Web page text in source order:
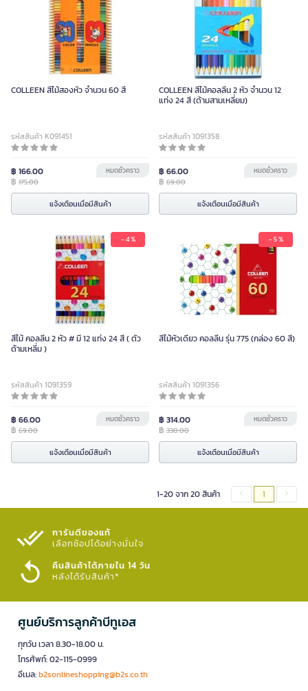
COLLEEN สีไม้สองหัว จำนวน 60 สี
รหัสสินค้า K091451
฿ 166.00
฿ 175.00
หมดชั่วคราว
แจ้งเตือนเมื่อมีสินค้า
COLLEEN สีไม้คอลลีน 2 หัว จำนวน 12
แท่ง 24 สี (ด้ามสามเหลี่ยม)
รหัสสินค้า 1091358
฿ 66.00
฿ 69.00
หมดชั่วคราว
แจ้งเตือนเมื่อมีสินค้า
- 4 %
สีไม้ คอลลีน 2 หัว # มี 12 แท่ง 24 สี ( ตัว
ด้ามเหลี่ม )
รหัสสินค้า 1091359
฿ 66.00
฿ 69.00
หมดชั่วคราว
แจ้งเตือนเมื่อมีสินค้า
- 5 %
สีไม้หัวเดียว คอลลีน รุ่น 775 (กล่อง 60 สี)
รหัสสินค้า 1091356
฿ 314.00
฿ 330.00
หมดชั่วคราว
แจ้งเตือนเมื่อมีสินค้า
1-20 จาก 20 สินค้า 1
การันตีของแท้
เลือกช้อปได้อย่างมั่นใจ​
คืนสินค้าได้ภายใน 14 วัน
หลังได้รับสินค้า*
ศูนย์บริการลูกค้าบีทูเอส
ทุกวัน เวลา 8.30-18.00 น.
โทรศัพท์: 02-115-0999
อีเมล:b2sonlineshopping@b2s.co.th